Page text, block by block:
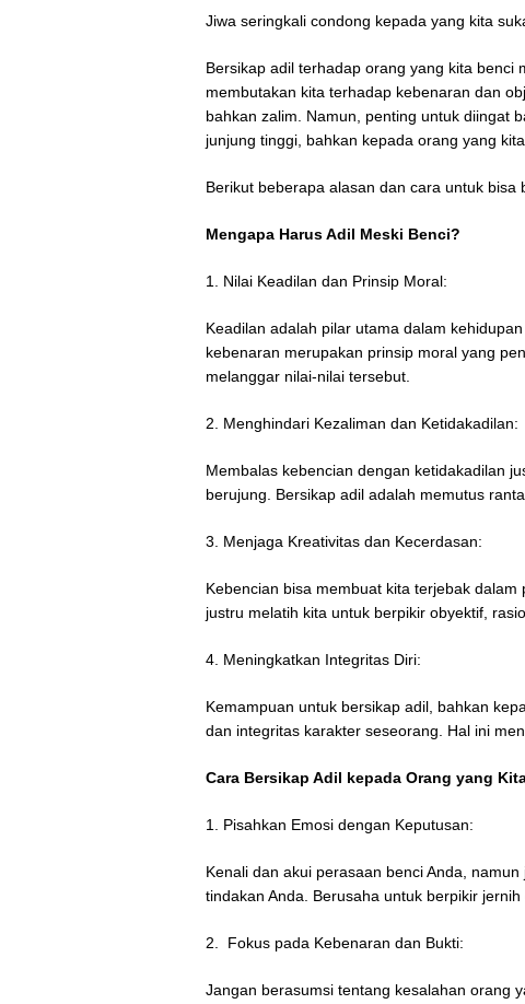
Jiwa seringkali condong kepada yang kita
Bersikap adil terhadap orang yang kita benci
membutakan kita terhadap kebenaran dan
bahkan zalim. Namun, penting untuk diingat
junjung tinggi, bahkan kepada orang yang
Berikut beberapa alasan dan cara untuk
Mengapa Harus Adil Meski Benci?
1. Nilai Keadilan dan Prinsip Moral:
Keadilan adalah pilar utama dalam
kebenaran merupakan prinsip moral yang
melanggar nilai-nilai tersebut.
2. Menghindari Kezaliman dan Ketidakadilan:
Membalas kebencian dengan ketidakadilan
berujung. Bersikap adil adalah memutus
3. Menjaga Kreativitas dan Kecerdasan:
Kebencian bisa membuat kita terjebak
justru melatih kita untuk berpikir obyektif,
4. Meningkatkan Integritas Diri:
Kemampuan untuk bersikap adil, bahkan
dan integritas karakter seseorang. Hal ini
Cara Bersikap Adil kepada Orang yang
1. Pisahkan Emosi dengan Keputusan:
Kenali dan akui perasaan benci Anda,
tindakan Anda. Berusaha untuk berpikir jernih
2. Fokus pada Kebenaran dan Bukti:
Jangan berasumsi tentang kesalahan orang